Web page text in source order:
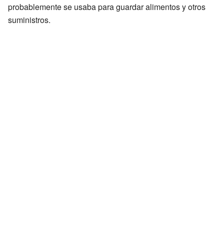
probablemente se usaba para guardar alimentos y otros
suministros.